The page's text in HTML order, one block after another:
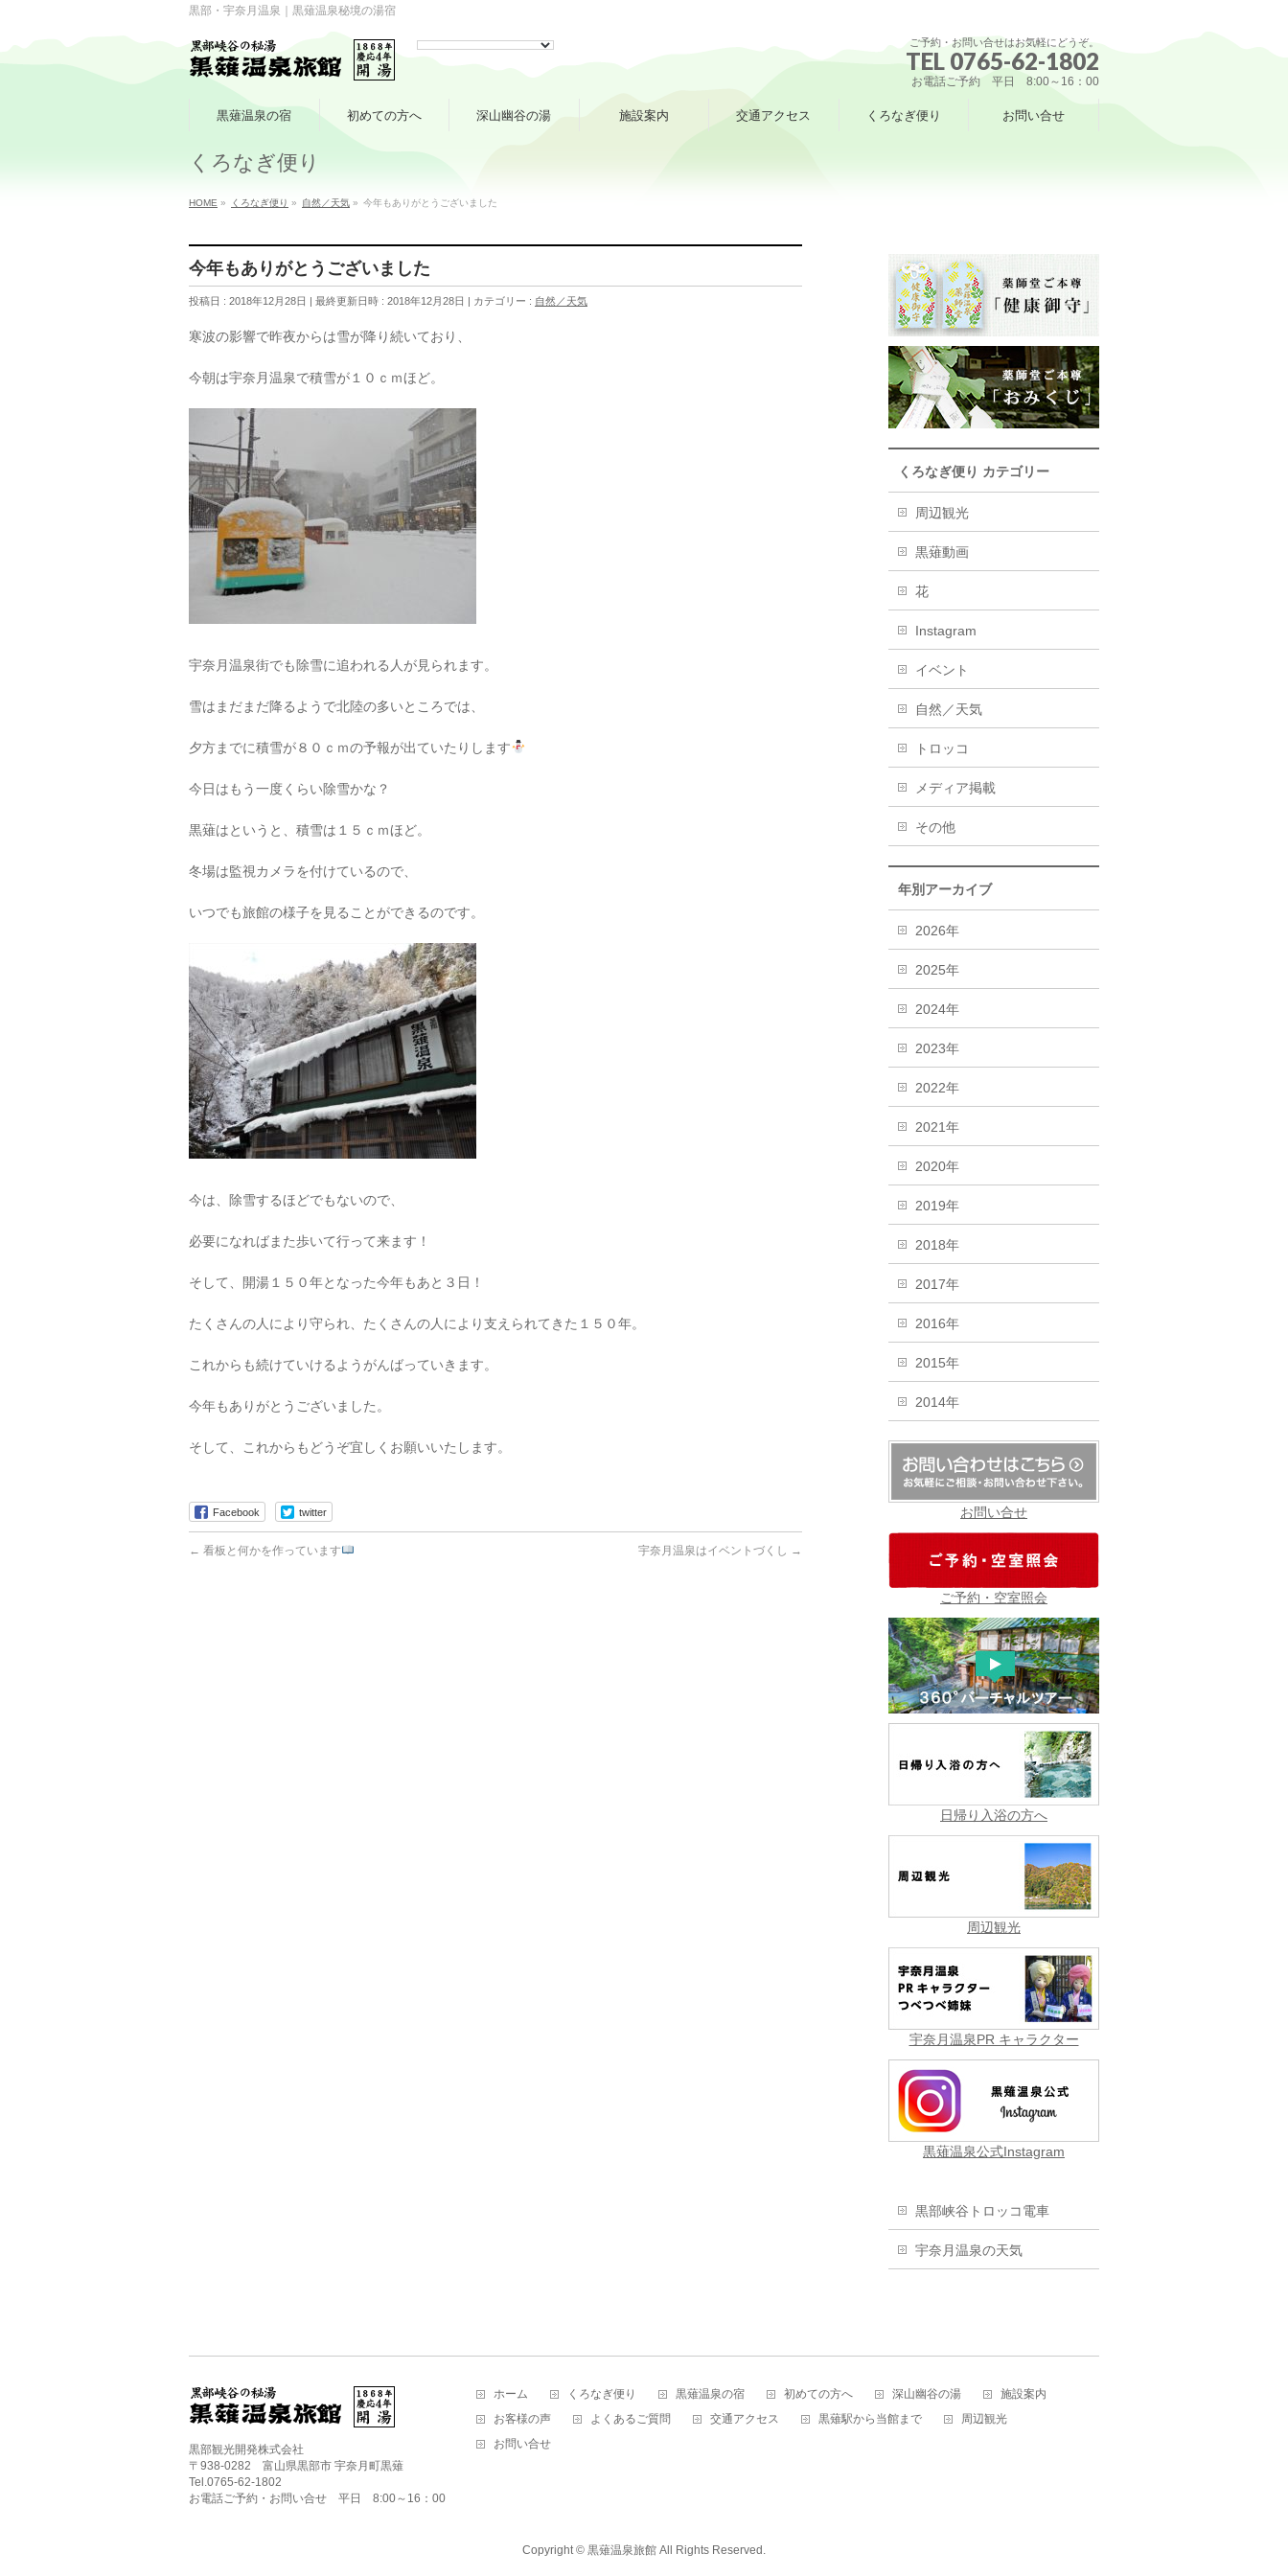
黒部・宇奈月温泉｜黒薙温泉秘境の湯宿
ご予約・お問い合せはお気軽にどうぞ。
TEL 0765-62-1802
お電話ご予約 平日 8:00～16：00
黒薙温泉の宿 初めての方へ 深山幽谷の湯 施設案内 交通アクセス くろなぎ便り お問い合せ
くろなぎ便り
HOME » くろなぎ便り » 自然／天気 » 今年もありがとうございました
今年もありがとうございました
投稿日 : 2018年12月28日 最終更新日時 : 2018年12月28日 カテゴリー : 自然／天気
寒波の影響で昨夜からは雪が降り続いており、
今朝は宇奈月温泉で積雪が１０ｃｍほど。
宇奈月温泉街でも除雪に追われる人が見られます。
雪はまだまだ降るようで北陸の多いところでは、
夕方までに積雪が８０ｃｍの予報が出ていたりします
今日はもう一度くらい除雪かな？
黒薙はというと、積雪は１５ｃｍほど。
冬場は監視カメラを付けているので、
いつでも旅館の様子を見ることができるのです。
今は、除雪するほどでもないので、
必要になればまた歩いて行って来ます！
そして、開湯１５０年となった今年もあと３日！
たくさんの人により守られ、たくさんの人により支えられてきた１５０年。
これからも続けていけるようがんばっていきます。
今年もありがとうございました。
そして、これからもどうぞ宜しくお願いいたします。
Facebook twitter
← 看板と何かを作っています 宇奈月温泉はイベントづくし →
くろなぎ便り カテゴリー
周辺観光
黒薙動画
花
Instagram
イベント
自然／天気
トロッコ
メディア掲載
その他
年別アーカイブ
2026年
2025年
2024年
2023年
2022年
2021年
2020年
2019年
2018年
2017年
2016年
2015年
2014年
お問い合せ
ご予約・空室照会
日帰り入浴の方へ
周辺観光
宇奈月温泉PR キャラクター
黒薙温泉公式Instagram
黒部峡谷トロッコ電車
宇奈月温泉の天気
黒部観光開発株式会社
〒938-0282 富山県黒部市 宇奈月町黒薙
Tel.0765-62-1802
お電話ご予約・お問い合せ 平日 8:00～16：00
ホーム くろなぎ便り 黒薙温泉の宿 初めての方へ 深山幽谷の湯
施設案内
お客様の声
よくあるご質問 交通アクセス 黒薙駅から当館まで
周辺観光
お問い合せ
Copyright © 黒薙温泉旅館 All Rights Reserved.